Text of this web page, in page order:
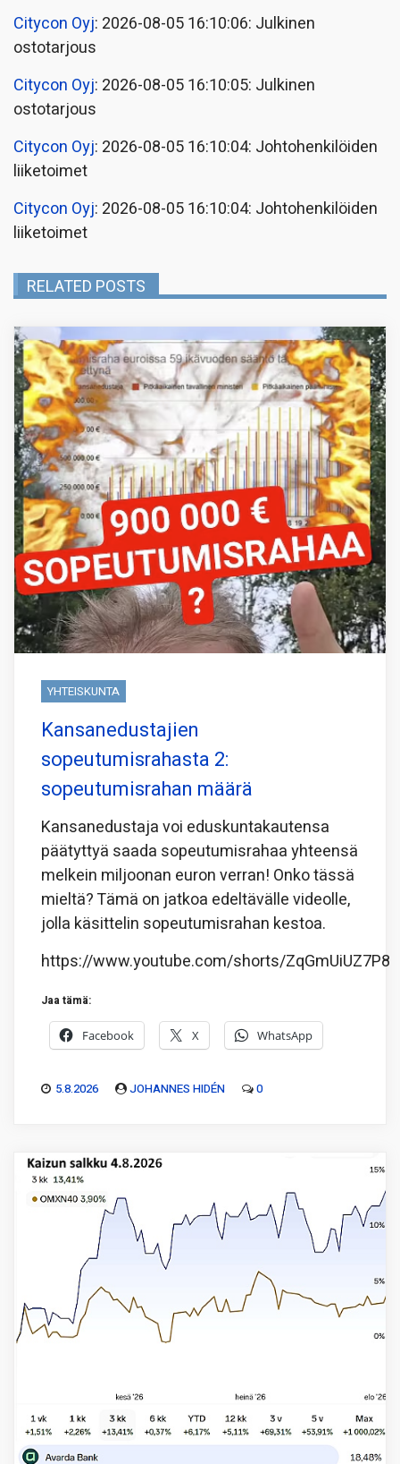
Citycon Oyj: 2026-08-05 16:10:06: Julkinen
ostotarjous
Citycon Oyj: 2026-08-05 16:10:05: Julkinen
ostotarjous
Citycon Oyj: 2026-08-05 16:10:04: Johtohenkilöiden
liiketoimet
Citycon Oyj: 2026-08-05 16:10:04: Johtohenkilöiden
liiketoimet
RELATED POSTS
YHTEISKUNTA
Kansanedustajien
sopeutumisrahasta 2:
sopeutumisrahan määrä
Kansanedustaja voi eduskuntakautensa
päätyttyä saada sopeutumisrahaa yhteensä
melkein miljoonan euron verran! Onko tässä
mieltä? Tämä on jatkoa edeltävälle videolle,
jolla käsittelin sopeutumisrahan kestoa.
https://www.youtube.com/shorts/ZqGmUiUZ7P8
Jaa tämä:
Facebook X WhatsApp
5.8.2026 JOHANNES HIDÉN 0